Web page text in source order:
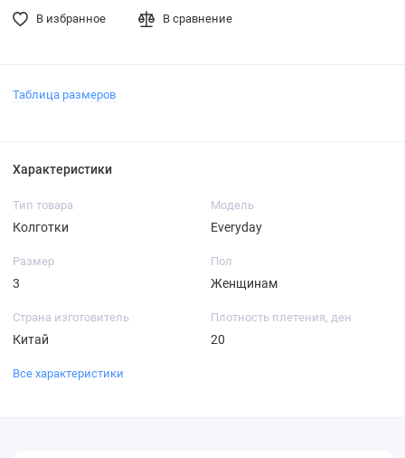
В избранное В сравнение
Таблица размеров
Характеристики
Тип товара
Колготки
Модель
Everyday
Размер
3
Пол
Женщинам
Страна изготовитель
Китай
Плотность плетения, ден
20
Все характеристики